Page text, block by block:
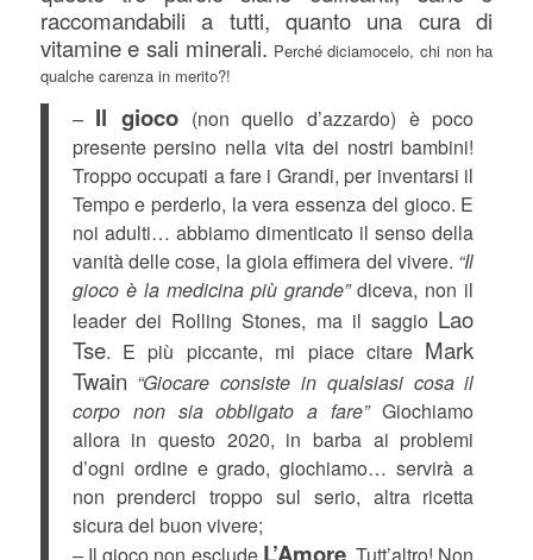
raccomandabili a tutti, quanto una cura di
vitamine e sali minerali. Perché diciamocelo, chi non ha
qualche carenza in merito?!
– Il gioco(non quello d’azzardo) è poco
presente persino nella vita dei nostri bambini!
Troppo occupati a fare i Grandi, per inventarsi il
Tempo e perderlo, la vera essenza del gioco. E
noi adulti… abbiamo dimenticato il senso della
vanità delle cose, la gioia effimera del vivere. “Il
gioco è la medicina più grande”diceva, non il
leader dei Rolling Stones, ma il saggio Lao
Tse. E più piccante, mi piace citare Mark
Twain “Giocare consiste in qualsiasi cosa il
corpo non sia obbligato a fare”Giochiamo
allora in questo 2020, in barba ai problemi
d’ogni ordine e grado, giochiamo… servirà a
non prenderci troppo sul serio, altra ricetta
sicura del buon vivere;